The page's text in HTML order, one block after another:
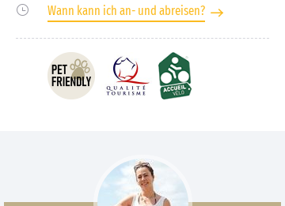
Wann kann ich an- und abreisen?